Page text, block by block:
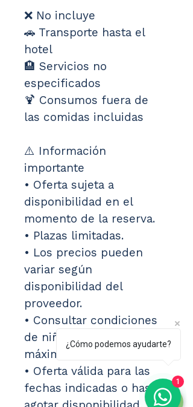
❌ No incluye
🚗 Transporte hasta el
hotel
🏨 Servicios no
especificados
🍹 Consumos fuera de
las comidas incluidas
⚠️ Información
importante
• Oferta sujeta a
disponibilidad en el
momento de la reserva.
• Plazas limitadas.
• Los precios pueden
variar según
disponibilidad del
proveedor.
• Consultar condiciones
de niños y ocupación
máxima.
• Oferta válida para las
fechas indicadas o hasta
¿Cómo podemos ayudarte?
1